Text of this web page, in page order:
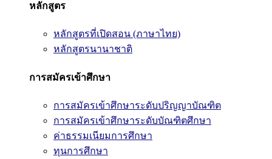
หลักสูตร
หลักสูตรที่เปิดสอน (ภาษาไทย)
หลักสูตรนานาชาติ
การสมัครเข้าศึกษา
การสมัครเข้าศึกษาระดับปริญญาบัณฑิต
การสมัครเข้าศึกษาระดับบัณฑิตศึกษา
ค่าธรรมเนียมการศึกษา
ทุนการศึกษา